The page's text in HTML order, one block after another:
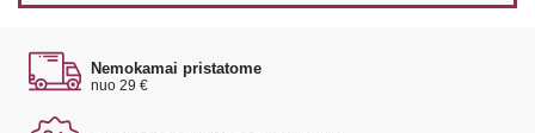
Nemokamai pristatome
nuo 29 €